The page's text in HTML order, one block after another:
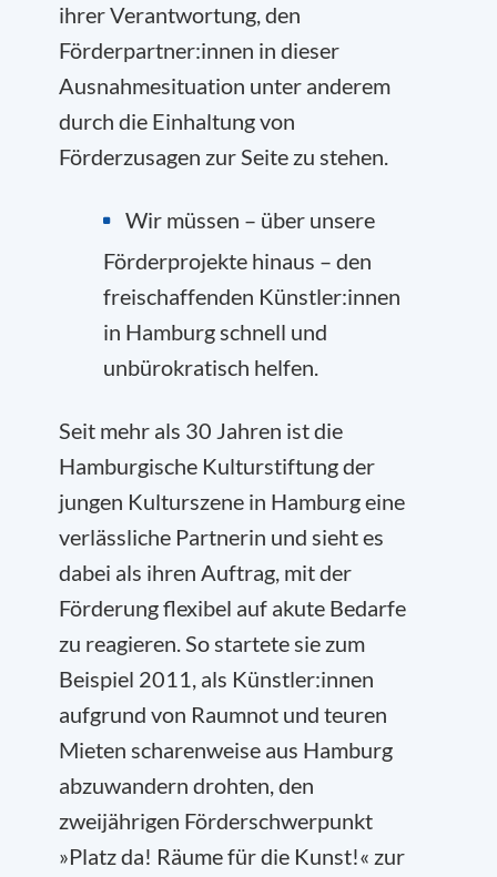
ihrer Verantwortung, den
Förderpartner:innen in dieser
Ausnahmesituation unter anderem
durch die Einhaltung von
Förderzusagen zur Seite zu stehen.
Wir müssen – über unsere
Förderprojekte hinaus – den
freischaffenden Künstler:innen
in Hamburg schnell und
unbürokratisch helfen.
Seit mehr als 30 Jahren ist die
Hamburgische Kulturstiftung der
jungen Kulturszene in Hamburg eine
verlässliche Partnerin und sieht es
dabei als ihren Auftrag, mit der
Förderung flexibel auf akute Bedarfe
zu reagieren. So startete sie zum
Beispiel 2011, als Künstler:innen
aufgrund von Raumnot und teuren
Mieten scharenweise aus Hamburg
abzuwandern drohten, den
zweijährigen Förderschwerpunkt
»Platz da! Räume für die Kunst!« zur